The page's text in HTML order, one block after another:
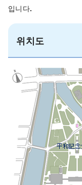
입니다.
위치도